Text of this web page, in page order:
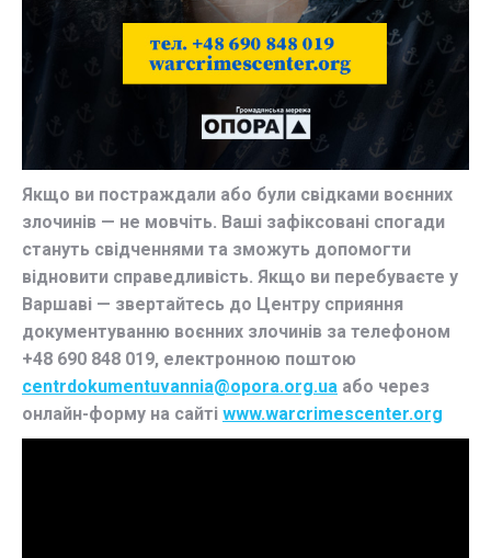
Якщо ви постраждали або були свідками воєнних
злочинів — не мовчіть. Ваші зафіксовані спогади
стануть свідченнями та зможуть допомогти
відновити справедливість. Якщо ви перебуваєте у
Варшаві — звертайтесь до Центру сприяння
документуванню воєнних злочинів за телефоном
+48 690 848 019, електронною поштою
centrdokumentuvannia@opora.org.ua або через
онлайн-форму на сайті www.warcrimescenter.org